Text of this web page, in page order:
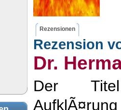
Rezensionen
Rezension
Dr.
Der